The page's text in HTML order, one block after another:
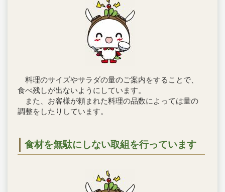
料理のサイズやサラダの量のご案内をすることで、
食べ残しが出ないようにしています。
また、お客様が頼まれた料理の品数によっては量の
調整をしたりしています。
食材を無駄にしない取組を行っています